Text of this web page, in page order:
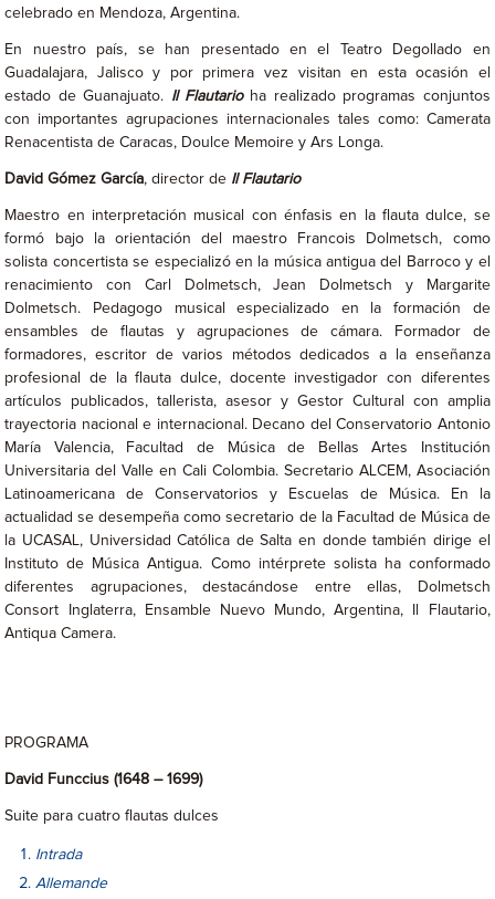
celebrado en Mendoza, Argentina.
En nuestro país, se han presentado en el Teatro Degollado en
Guadalajara, Jalisco y por primera vez visitan en esta ocasión el
estado de Guanajuato. Il Flautarioha realizado programas conjuntos
con importantes agrupaciones internacionales tales como: Camerata
Renacentista de Caracas, Doulce Memoire y Ars Longa.
David Gómez García, director de Il Flautario
Maestro en interpretación musical con énfasis en la flauta dulce, se
formó bajo la orientación del maestro Francois Dolmetsch, como
solista concertista se especializó en la música antigua del Barroco y el
renacimiento con Carl Dolmetsch, Jean Dolmetsch y Margarite
Dolmetsch. Pedagogo musical especializado en la formación de
ensambles de flautas y agrupaciones de cámara. Formador de
formadores, escritor de varios métodos dedicados a la enseñanza
profesional de la flauta dulce, docente investigador con diferentes
artículos publicados, tallerista, asesor y Gestor Cultural con amplia
trayectoria nacional e internacional. Decano del Conservatorio Antonio
María Valencia, Facultad de Música de Bellas Artes Institución
Universitaria del Valle en Cali Colombia. Secretario ALCEM, Asociación
Latinoamericana de Conservatorios y Escuelas de Música. En la
actualidad se desempeña como secretario de la Facultad de Música de
la UCASAL, Universidad Católica de Salta en donde también dirige el
Instituto de Música Antigua. Como intérprete solista ha conformado
diferentes agrupaciones, destacándose entre ellas, Dolmetsch
Consort Inglaterra, Ensamble Nuevo Mundo, Argentina, Il Flautario,
Antiqua Camera.
PROGRAMA
David Funccius (1648 – 1699)
Suite para cuatro flautas dulces
Intrada
Allemande